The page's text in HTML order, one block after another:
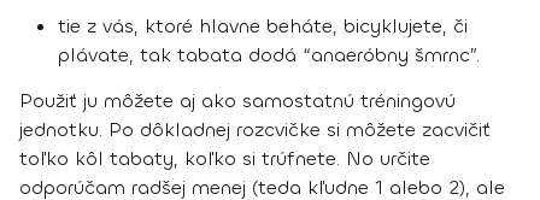
tie z vás, ktoré hlavne beháte, bicyklujete, či
plávate, tak tabata dodá “anaeróbny šmrnc”.
Použiť ju môžete aj ako samostatnú tréningovú
jednotku. Po dôkladnej rozcvičke si môžete zacvičiť
toľko kôl tabaty, koľko si trúfnete. No určite
odporúčam radšej menej (teda kľudne 1 alebo 2), ale